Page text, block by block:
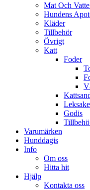
Mat Och
Hundens
Kläder
Tillbehör
Övrigt
Katt
Foder
Godis
Varumärken
Hunddagis
Info
Om oss
Hitta hit
Hjälp
Kontakta oss